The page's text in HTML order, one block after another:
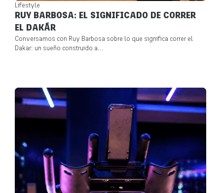
Lifestyle
RUY BARBOSA: EL SIGNIFICADO DE CORRER
EL DAKÁR
Conversamos con Ruy Barbosa sobre lo que significa correr el
Dakar: un sueño construido a...